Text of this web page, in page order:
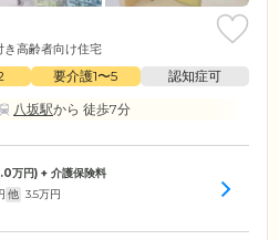
き高齢者向け住宅
要介護1〜5
認知症可
八坂駅から 徒歩7分
万円) + 介護保険料
他 3.5万円